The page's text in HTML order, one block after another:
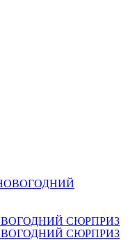
НОВОГОДНИЙ СЮРПРИЗ
НОВОГОДНИЙ СЮРПРИЗ